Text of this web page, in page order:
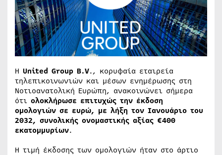
Η United Group B.V., κορυφαία εταιρεία
τηλεπικοινωνιών και μέσων ενημέρωσης στη
Νοτιοανατολική Ευρώπη, ανακοινώνει σήμερα
ότι ολοκλήρωσε επιτυχώς την έκδοση
ομολογιών σε ευρώ, με λήξη τον Ιανουάριο του
2032, συνολικής ονομαστικής αξίας €400
εκατομμυρίων.
Η τιμή έκδοσης των ομολογιών ήταν στο άρτιο